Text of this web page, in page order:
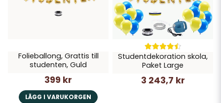
Folieballong, Grattis till
studenten, Guld
399 kr
LÄGG I VARUKORGEN
Studentdekoration skola,
Paket Large
3 243,7 kr